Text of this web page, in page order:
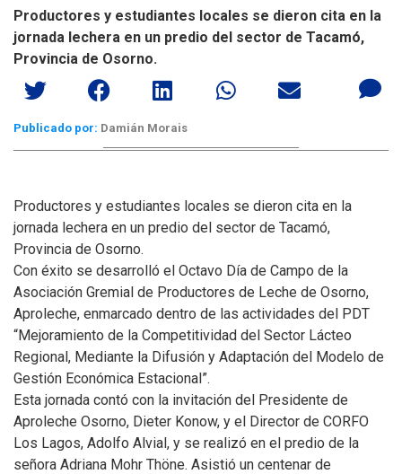
Productores y estudiantes locales se dieron cita en la
jornada lechera en un predio del sector de Tacamó,
Provincia de Osorno.
Publicado por: Damián Morais
Productores y estudiantes locales se dieron cita en la
jornada lechera en un predio del sector de Tacamó,
Provincia de Osorno.
Con éxito se desarrolló el Octavo Día de Campo de la
Asociación Gremial de Productores de Leche de Osorno,
Aproleche, enmarcado dentro de las actividades del PDT
“Mejoramiento de la Competitividad del Sector Lácteo
Regional, Mediante la Difusión y Adaptación del Modelo de
Gestión Económica Estacional”.
Esta jornada contó con la invitación del Presidente de
Aproleche Osorno, Dieter Konow, y el Director de CORFO
Los Lagos, Adolfo Alvial, y se realizó en el predio de la
señora Adriana Mohr Thöne. Asistió un centenar de